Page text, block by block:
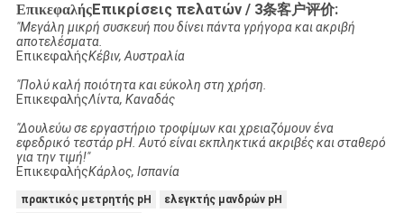
ΕπικεφαλήςΕπικρίσεις πελατών / 3条客户评价:
"Μεγάλη μικρή συσκευή που δίνει πάντα γρήγορα και ακριβή
αποτελέσματα.
ΕπικεφαλήςΚέβιν, Αυστραλία
"Πολύ καλή ποιότητα και εύκολη στη χρήση.
ΕπικεφαλήςΛίντα, Καναδάς
"Δουλεύω σε εργαστήριο τροφίμων και χρειαζόμουν ένα
εφεδρικό τεστάρ pH. Αυτό είναι εκπληκτικά ακριβές και σταθερό
για την τιμή!"
ΕπικεφαλήςΚάρλος, Ισπανία
πρακτικός μετρητής pH
ελεγκτής μανδρών pH